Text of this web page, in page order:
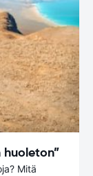
huoleton”
Mitä